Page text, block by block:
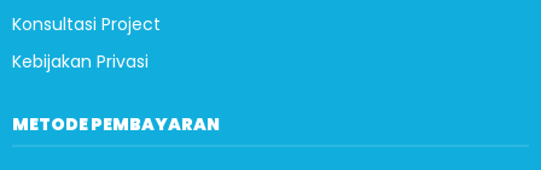
Konsultasi Project
Kebijakan Privasi
METODE PEMBAYARAN